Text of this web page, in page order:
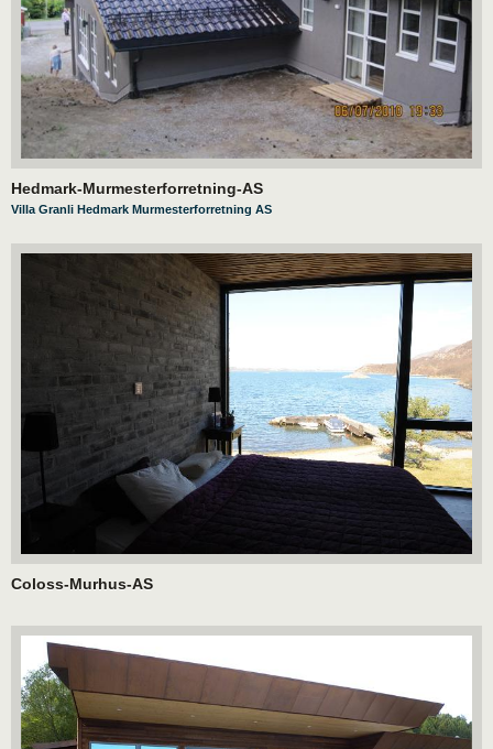
Hedmark-Murmesterforretning-AS
Villa Granli Hedmark Murmesterforretning AS
Coloss-Murhus-AS